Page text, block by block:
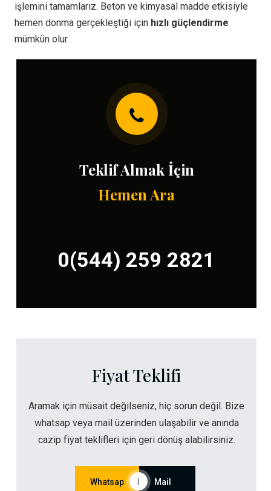
işlemini tamamlarız. Beton ve kimyasal madde etkisiyle
hemen donma gerçekleştiği için hızlı güçlendirme
mümkün olur.
Teklif Almak İçin
Hemen Ara
0(544) 259 2821
Fiyat Teklifi
Aramak için müsait değilseniz, hiç sorun değil. Bize
whatsap veya mail üzerinden ulaşabilir ve anında
cazip fiyat teklifleri için geri dönüş alabilirsiniz.
Whatsap Mail